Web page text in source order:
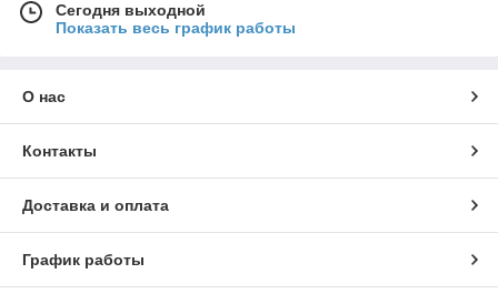
Сегодня выходной
Показать весь график работы
О нас
Контакты
Доставка и оплата
График работы